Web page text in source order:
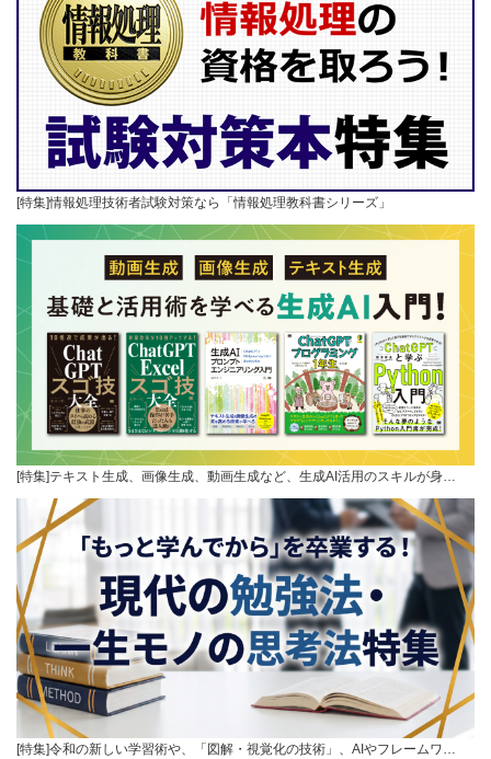
[特集]情報処理技術者試験対策なら「情報処理教科書シリーズ」
[特集]テキスト生成、画像生成、動画生成など、生成AI活用のスキルが身…
[特集]令和の新しい学習術や、「図解・視覚化の技術」、AIやフレームワ…